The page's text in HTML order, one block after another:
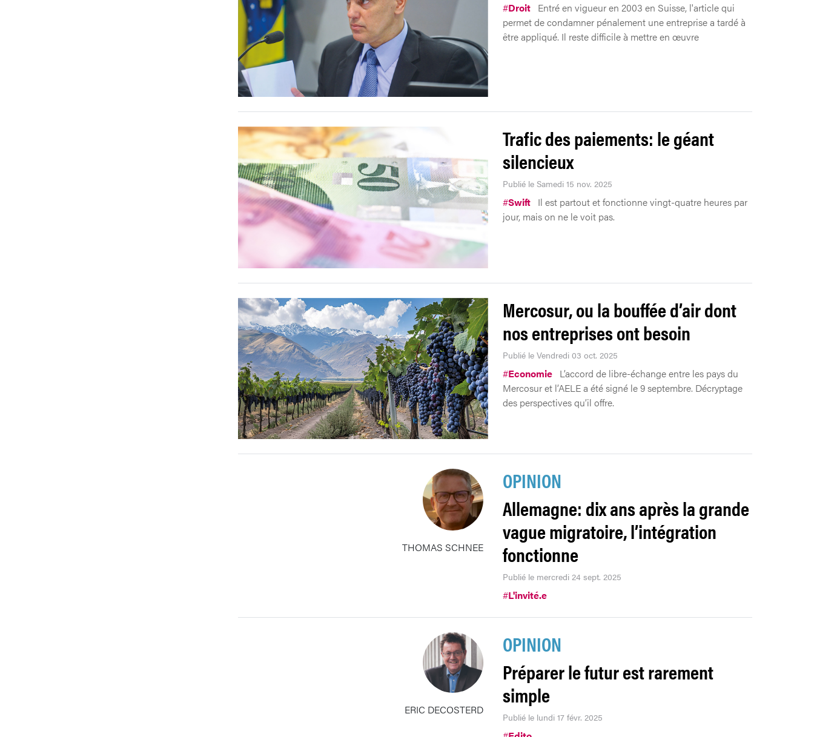
#Droit Entré en vigueur en 2003 en Suisse, l'article qui
permet de condamner pénalement une entreprise a tardé à
être appliqué. Il reste difficile à mettre en œuvre
Trafic des paiements: le géant
silencieux
Publié le Samedi 15 nov. 2025
#Swift Il est partout et fonctionne vingt-quatre heures par
jour, mais on ne le voit pas.
Mercosur, ou la bouffée d’air dont
nos entreprises ont besoin
Publié le Vendredi 03 oct. 2025
#Economie L’accord de libre-échange entre les pays du
Mercosur et l’AELE a été signé le 9 septembre. Décryptage
des perspectives qu’il offre.
THOMAS SCHNEE
OPINION
Allemagne: dix ans après la grande
vague migratoire, l’intégration
fonctionne
Publié le mercredi 24 sept. 2025
#L'invité.e
ERIC DECOSTERD
OPINION
Préparer le futur est rarement
simple
Publié le lundi 17 févr. 2025